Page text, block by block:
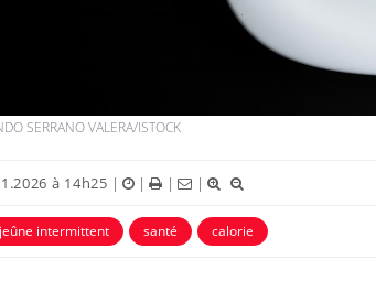
SERRANO VALERA/ISTOCK
à 14h25 | | | |
jeûne intermittent santé calorie
Mon enfant